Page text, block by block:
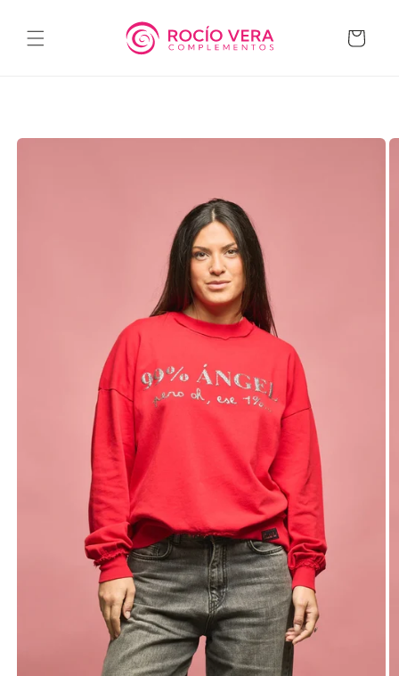
al contenido
Carrito